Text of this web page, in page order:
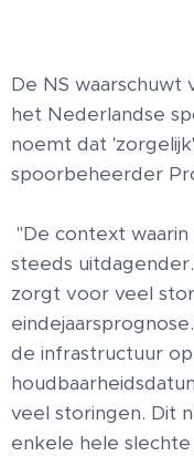
De NS waarschuwt
het Nederlandse
noemt dat
spoorbeheerder
"De context
steeds
zorgt voor veel
de infrastructuur
veel storingen. Dit
enkele hele